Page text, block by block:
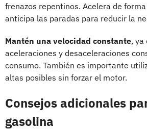
frenazos repentinos. Acelera de
anticipa las paradas para reducir la
Mantén una velocidad constante, ya
aceleraciones y desaceleraciones
consumo. También es importante
altas posibles sin forzar el motor.
Consejos adicionales
gasolina